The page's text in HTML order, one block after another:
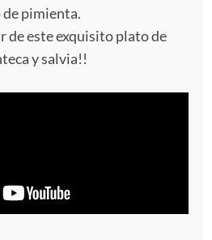
de pimienta.
de este exquisito plato de
y salvia!!